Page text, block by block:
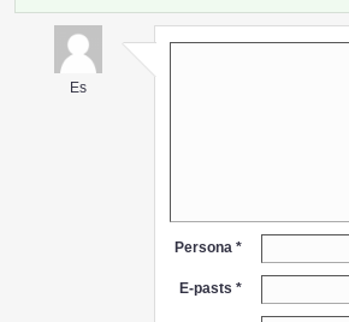
Es
Persona *
E-pasts *